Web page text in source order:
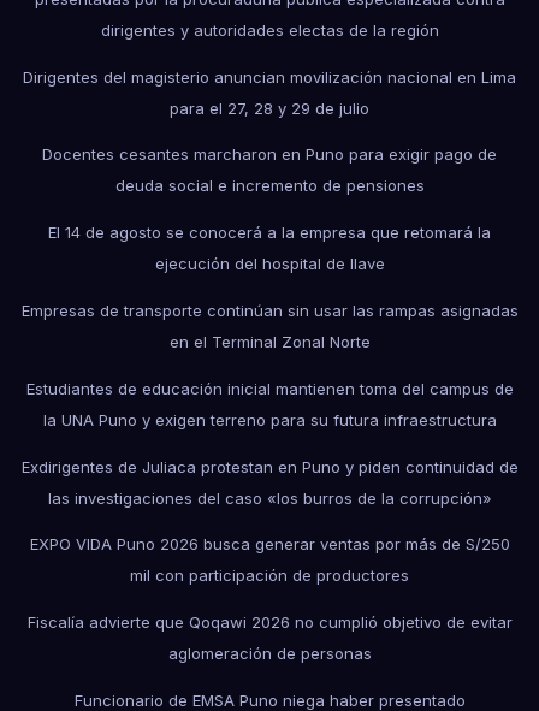
dirigentes y autoridades electas de la región
Dirigentes del magisterio anuncian movilización nacional en Lima
para el 27, 28 y 29 de julio
Docentes cesantes marcharon en Puno para exigir pago de
deuda social e incremento de pensiones
El 14 de agosto se conocerá a la empresa que retomará la
ejecución del hospital de Ilave
Empresas de transporte continúan sin usar las rampas asignadas
en el Terminal Zonal Norte
Estudiantes de educación inicial mantienen toma del campus de
la UNA Puno y exigen terreno para su futura infraestructura
Exdirigentes de Juliaca protestan en Puno y piden continuidad de
las investigaciones del caso «los burros de la corrupción»
EXPO VIDA Puno 2026 busca generar ventas por más de S/250
mil con participación de productores
Fiscalía advierte que Qoqawi 2026 no cumplió objetivo de evitar
aglomeración de personas
Funcionario de EMSA Puno niega haber presentado